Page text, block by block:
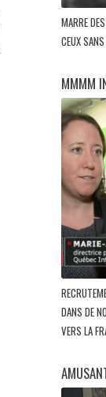
MARRE
CEUX
MMMM
DANS DE
VERS LA